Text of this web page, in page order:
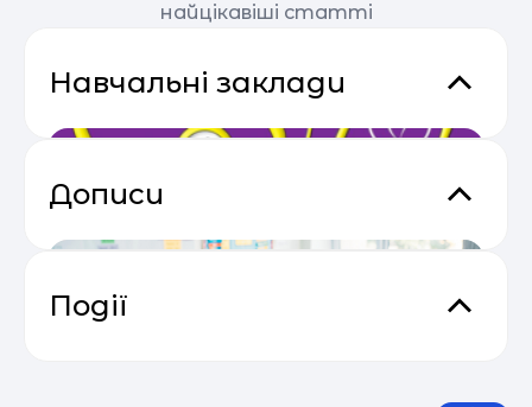
найцікавіші статті
Навчальні заклади
Дописи
Події